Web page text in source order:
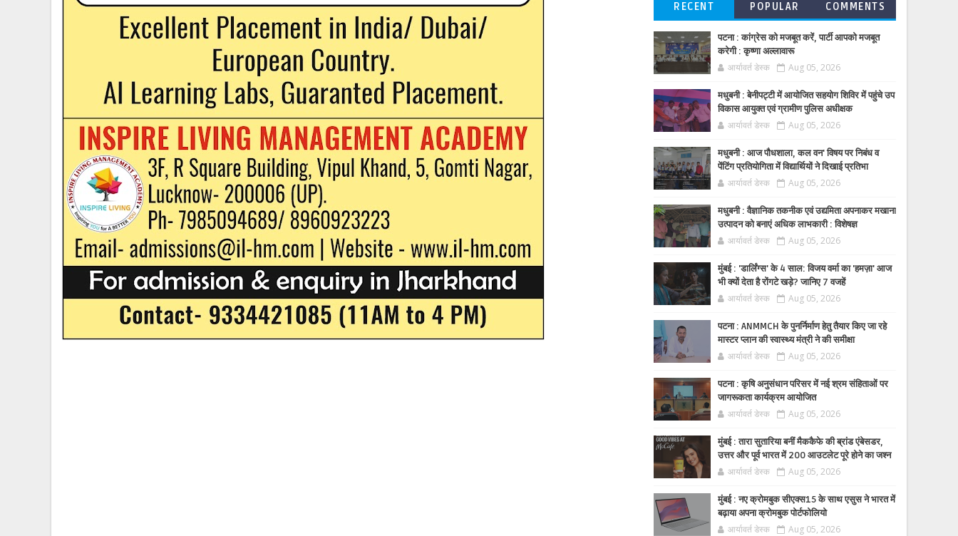
RECENT POPULAR COMMENTS
पटना : कांग्रेस को मजबूत करें, पार्टी आपको मजबूत
करेगी : कृष्णा अल्लावारू
आर्यावर्त डेस्क Aug 05, 2026
मधुबनी : बेनीपट्टी में आयोजित सहयोग शिविर में पहुंचे उप
विकास आयुक्त एवं ग्रामीण पुलिस अधीक्षक
आर्यावर्त डेस्क Aug 05, 2026
मधुबनी : आज पौधशाला, कल वन' विषय पर निबंध व
पेंटिंग प्रतियोगिता में विद्यार्थियों ने दिखाई प्रतिभा
आर्यावर्त डेस्क Aug 05, 2026
मधुबनी : वैज्ञानिक तकनीक एवं उद्यमिता अपनाकर मखाना
उत्पादन को बनाएं अधिक लाभकारी : विशेषज्ञ
आर्यावर्त डेस्क Aug 05, 2026
मुंबई : 'डार्लिंग्स' के 4 साल: विजय वर्मा का 'हमज़ा' आज
भी क्यों देता है रोंगटे खड़े? जानिए 7 वजहें
आर्यावर्त डेस्क Aug 05, 2026
पटना : ANMMCH के पुनर्निर्माण हेतु तैयार किए जा रहे
मास्टर प्लान की स्वास्थ्य मंत्री ने की समीक्षा
आर्यावर्त डेस्क Aug 05, 2026
पटना : कृषि अनुसंधान परिसर में नई श्रम संहिताओं पर
जागरूकता कार्यक्रम आयोजित
आर्यावर्त डेस्क Aug 05, 2026
मुंबई : तारा सुतारिया बनीं मैककैफे की ब्रांड एंबेसडर,
उत्तर और पूर्व भारत में 200 आउटलेट पूरे होने का जश्न
आर्यावर्त डेस्क Aug 05, 2026
मुंबई : नए क्रोमबुक सीएक्स15 के साथ एसुस ने भारत में
बढ़ाया अपना क्रोमबुक पोर्टफोलियो
आर्यावर्त डेस्क Aug 05, 2026